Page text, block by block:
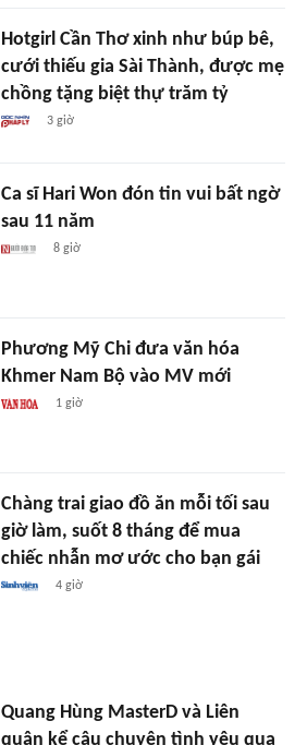
Hotgirl Cần Thơ xinh như búp bê,
cưới thiếu gia Sài Thành, được mẹ
chồng tặng biệt thự trăm tỷ
3 giờ
Ca sĩ Hari Won đón tin vui bất ngờ
sau 11 năm
8 giờ
Phương Mỹ Chi đưa văn hóa
Khmer Nam Bộ vào MV mới
1 giờ
Chàng trai giao đồ ăn mỗi tối sau
giờ làm, suốt 8 tháng để mua
chiếc nhẫn mơ ước cho bạn gái
4 giờ
Quang Hùng MasterD và Liên
quân kể câu chuyện tình yêu qua